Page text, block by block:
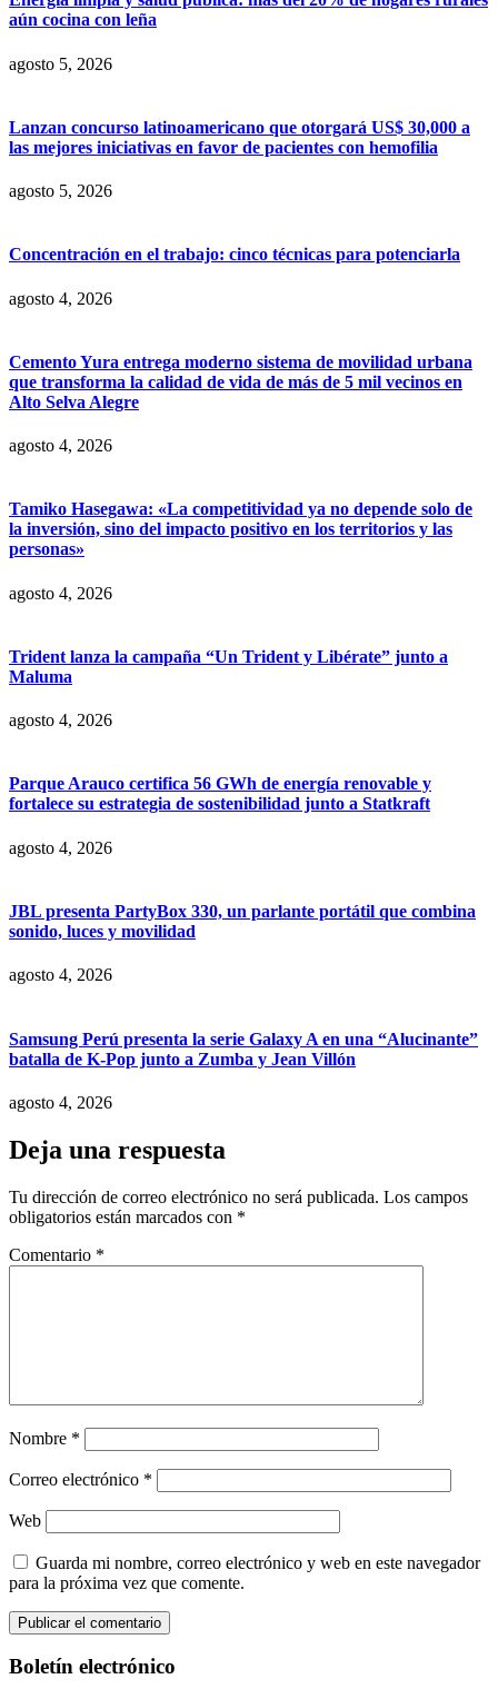
aún cocina con leña
agosto 5, 2026
Lanzan concurso latinoamericano que otorgará US$ 30,000 a
las mejores iniciativas en favor de pacientes con hemofilia
agosto 5, 2026
Concentración en el trabajo: cinco técnicas para potenciarla
agosto 4, 2026
Cemento Yura entrega moderno sistema de movilidad urbana
que transforma la calidad de vida de más de 5 mil vecinos en
Alto Selva Alegre
agosto 4, 2026
Tamiko Hasegawa: «La competitividad ya no depende solo de
la inversión, sino del impacto positivo en los territorios y las
personas»
agosto 4, 2026
Trident lanza la campaña “Un Trident y Libérate” junto a
Maluma
agosto 4, 2026
Parque Arauco certifica 56 GWh de energía renovable y
fortalece su estrategia de sostenibilidad junto a Statkraft
agosto 4, 2026
JBL presenta PartyBox 330, un parlante portátil que combina
sonido, luces y movilidad
agosto 4, 2026
Samsung Perú presenta la serie Galaxy A en una “Alucinante”
batalla de K-Pop junto a Zumba y Jean Villón
agosto 4, 2026
Deja una respuesta
Tu dirección de correo electrónico no será publicada. Los campos
obligatorios están marcados con *
Comentario *
Nombre *
Correo electrónico *
Web
Guarda mi nombre, correo electrónico y web en este navegador
para la próxima vez que comente.
Boletín electrónico